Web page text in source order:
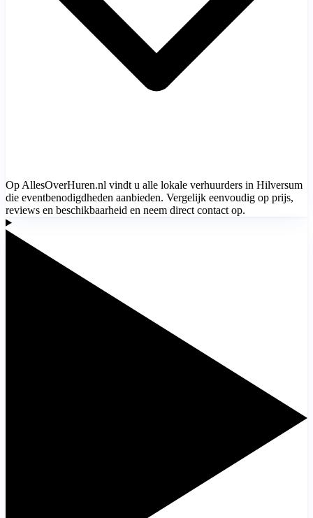
Op AllesOverHuren.nl vindt u alle lokale verhuurders in Hilversum
die eventbenodigdheden aanbieden. Vergelijk eenvoudig op prijs,
reviews en beschikbaarheid en neem direct contact op.